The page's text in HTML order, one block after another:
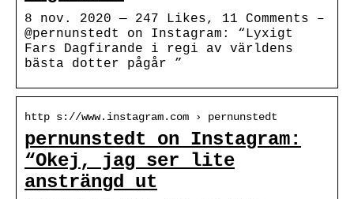
8 nov. 2020 — 247 Likes, 11 Comments –
@pernunstedt on Instagram: “Lyxigt
Fars Dagfirande i regi av världens
bästa dotter pågår ”
http s://www.instagram.com › pernunstedt
pernunstedt on Instagram:
“Okej, jag ser lite
ansträngd ut